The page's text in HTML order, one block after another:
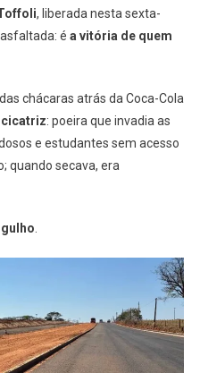
, liberada nesta sexta-
é a vitória de quem
chácaras atrás da Coca-Cola
cicatriz: poeira que invadia as
e estudantes sem acesso
quando secava, era
.